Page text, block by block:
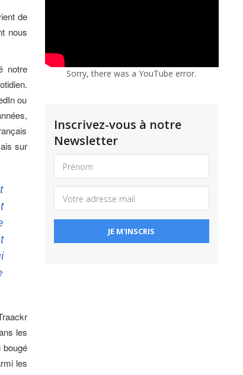
de
nous
notre
ou
sur
les
bougé
les
Sorry, there was a YouTube error.
Inscrivez-vous à notre
Newsletter